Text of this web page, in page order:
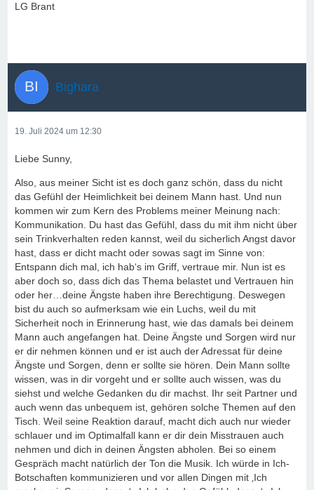
LG Brant
Bighara
19. Juli 2024 um 12:30
Liebe Sunny,
Also, aus meiner Sicht ist es doch ganz schön, dass du nicht
das Gefühl der Heimlichkeit bei deinem Mann hast. Und nun
kommen wir zum Kern des Problems meiner Meinung nach:
Kommunikation. Du hast das Gefühl, dass du mit ihm nicht über
sein Trinkverhalten reden kannst, weil du sicherlich Angst davor
hast, dass er dicht macht oder sowas sagt im Sinne von:
Entspann dich mal, ich hab‘s im Griff, vertraue mir. Nun ist es
aber doch so, dass dich das Thema belastet und Vertrauen hin
oder her…deine Ängste haben ihre Berechtigung. Deswegen
bist du auch so aufmerksam wie ein Luchs, weil du mit
Sicherheit noch in Erinnerung hast, wie das damals bei deinem
Mann auch angefangen hat. Deine Ängste und Sorgen wird nur
er dir nehmen können und er ist auch der Adressat für deine
Ängste und Sorgen, denn er sollte sie hören. Dein Mann sollte
wissen, was in dir vorgeht und er sollte auch wissen, was du
siehst und welche Gedanken du dir machst. Ihr seit Partner und
auch wenn das unbequem ist, gehören solche Themen auf den
Tisch. Weil seine Reaktion darauf, macht dich auch nur wieder
schlauer und im Optimalfall kann er dir dein Misstrauen auch
nehmen und dich in deinen Ängsten abholen. Bei so einem
Gespräch macht natürlich der Ton die Musik. Ich würde in Ich-
Botschaften kommunizieren und vor allen Dingen mit ‚Ich